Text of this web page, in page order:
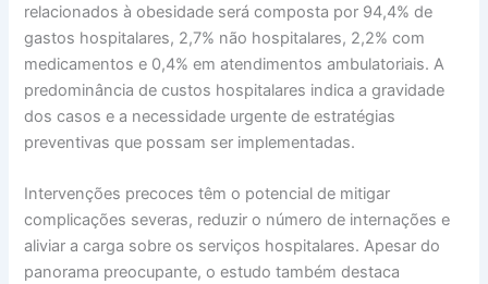
relacionados à obesidade será composta por 94,4% de
gastos hospitalares, 2,7% não hospitalares, 2,2% com
medicamentos e 0,4% em atendimentos ambulatoriais. A
predominância de custos hospitalares indica a gravidade
dos casos e a necessidade urgente de estratégias
preventivas que possam ser implementadas.
Intervenções precoces têm o potencial de mitigar
complicações severas, reduzir o número de internações e
aliviar a carga sobre os serviços hospitalares. Apesar do
panorama preocupante, o estudo também destaca